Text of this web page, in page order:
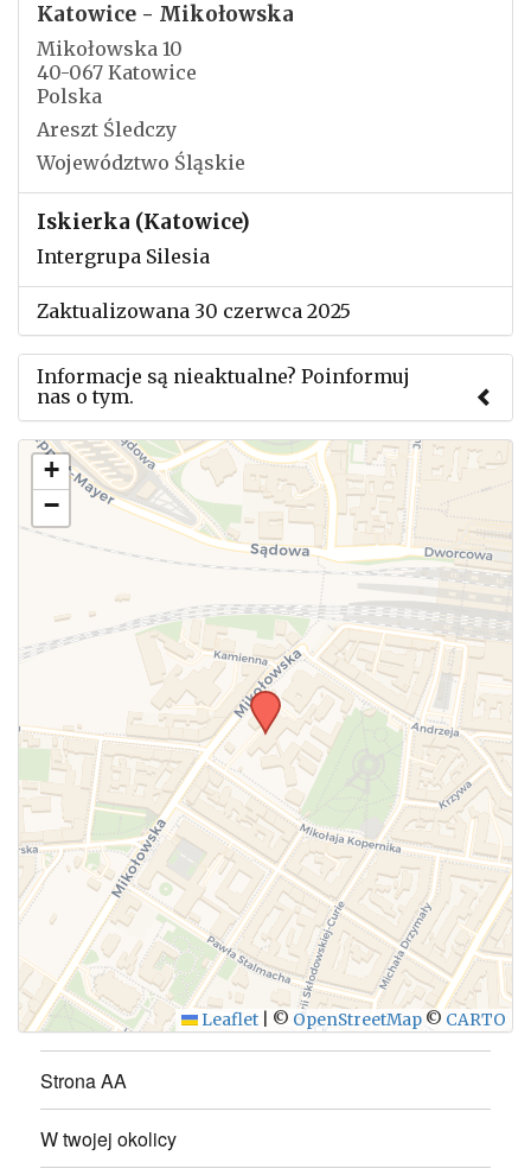
Katowice - Mikołowska
Mikołowska 10
40-067 Katowice
Polska
Areszt Śledczy
Województwo Śląskie
Iskierka (Katowice)
Intergrupa Silesia
Zaktualizowana 30 czerwca 2025
Informacje są nieaktualne? Poinformuj
nas o tym.
Użyj tego formularza aby przesłać informację o
zmianach w powyższym mityngu.
WYŚLIJ
+
−
Leaflet © OpenStreetMap © CARTO
Strona AA
W twojej okolicy